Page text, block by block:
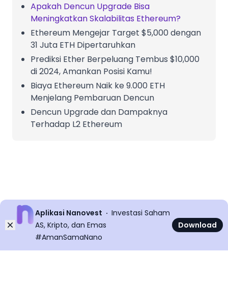
Apakah Dencun Upgrade Bisa
Meningkatkan Skalabilitas Ethereum?
Ethereum Mengejar Target $5,000 dengan
31 Juta ETH Dipertaruhkan
Prediksi Ether Berpeluang Tembus $10,000
di 2024, Amankan Posisi Kamu!
Biaya Ethereum Naik ke 9.000 ETH
Menjelang Pembaruan Dencun
Dencun Upgrade dan Dampaknya
Terhadap L2 Ethereum
Dismiss
Aplikasi Nanovest
Investasi Saham
AS, Kripto, dan Emas
#AmanSamaNano
Download